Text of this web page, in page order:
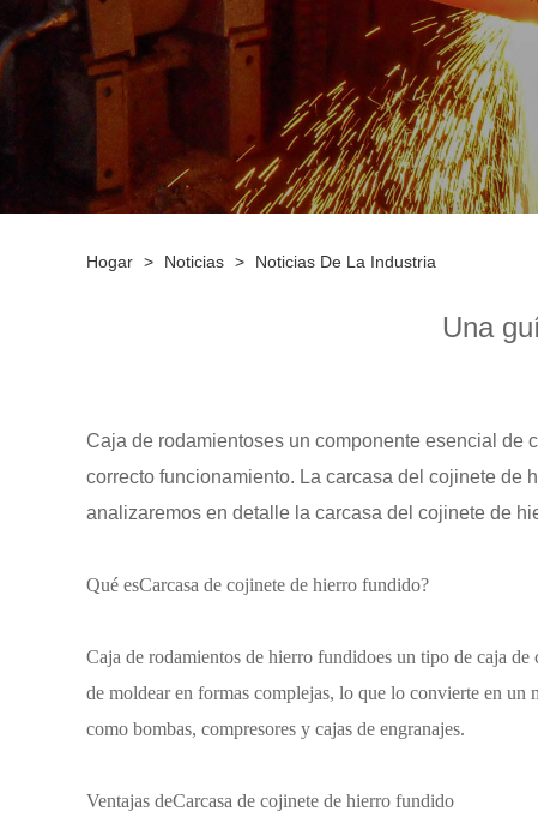
Hogar > Noticias > Noticias De La Industria
Una
Caja de rodamientoses un componente esencial de
correcto funcionamiento. La carcasa del cojinete de
analizaremos en detalle la carcasa del cojinete de
Qué esCarcasa de cojinete de hierro fundido?
Caja de rodamientos de hierro fundidoes un tipo de caja
de moldear en formas complejas, lo que lo convierte en un
como bombas, compresores y cajas de engranajes.
Ventajas deCarcasa de cojinete de hierro fundido